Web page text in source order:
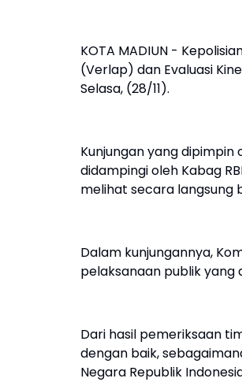
KOTA MADIUN -
(Verlap) dan Evaluasi
Selasa, (28/11).
Kunjungan yang dipimpin
didampingi oleh Kabag
melihat secara langsung
Dalam kunjungannya,
pelaksanaan publik yang
Dari hasil pemeriksaan
dengan baik,
Negara Republik